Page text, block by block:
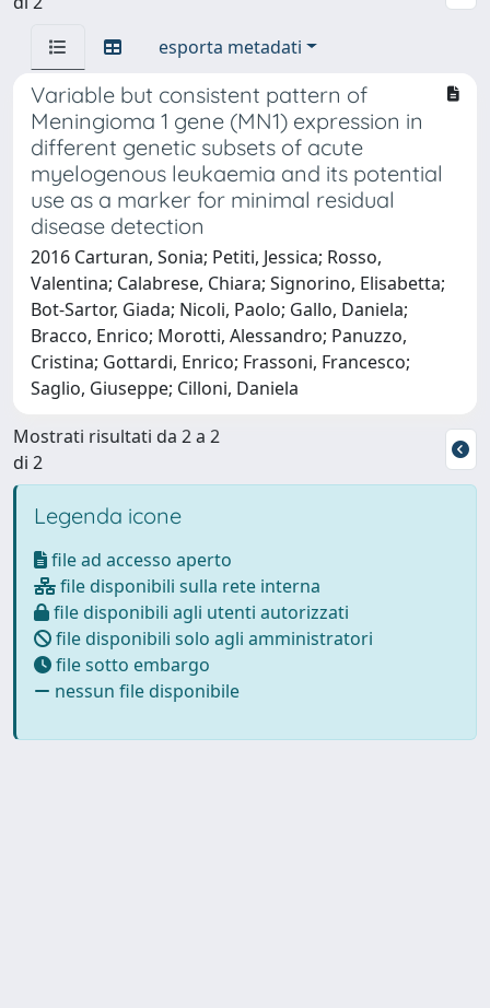
esporta metadati
Variable but consistent pattern of
Meningioma 1 gene (MN1) expression in
different genetic subsets of acute
myelogenous leukaemia and its potential
use as a marker for minimal residual
disease detection
2016 Carturan, Sonia; Petiti, Jessica; Rosso,
Valentina; Calabrese, Chiara; Signorino, Elisabetta;
Bot-Sartor, Giada; Nicoli, Paolo; Gallo, Daniela;
Bracco, Enrico; Morotti, Alessandro; Panuzzo,
Cristina; Gottardi, Enrico; Frassoni, Francesco;
Saglio, Giuseppe; Cilloni, Daniela
Mostrati risultati da 2 a 2
di 2
Legenda icone
file ad accesso aperto
file disponibili sulla rete interna
file disponibili agli utenti autorizzati
file disponibili solo agli amministratori
file sotto embargo
nessun file disponibile